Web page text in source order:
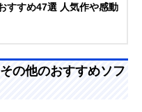
すすめ47選 人気作や感動
の他のおすすめソフ